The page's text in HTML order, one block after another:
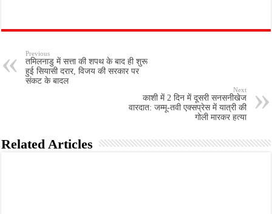
Previous
तमिलनाडु में सत्ता की शपथ के बाद ही शुरू
हुई सियासी दरार, विजय की सरकार पर
संकट के बादल
Next
काशी में 2 दिन में दूसरी सनसनीखेज
वारदात: जम्मू-तवी एक्सप्रेस में यात्री की
गोली मारकर हत्या
Related Articles